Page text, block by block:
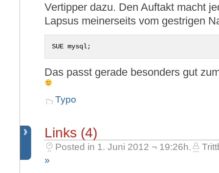
Vertipper dazu. Den Auftakt macht
Lapsus meinerseits vom gestrigen
SUE mysql;
Das passt gerade besonders gut
Typo
Links (4)
Posted in 1. Juni 2012 ¬ 19:26h.
»